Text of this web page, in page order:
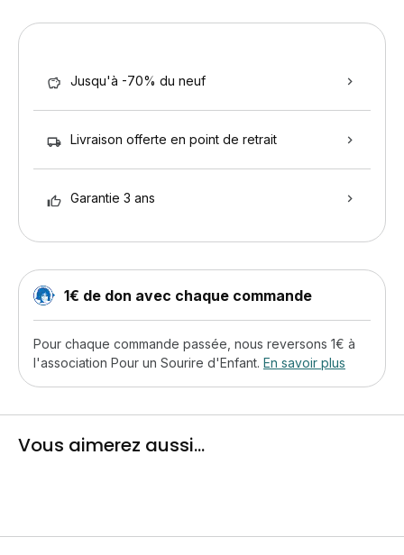
Jusqu'à -70% du neuf
Livraison offerte en point de retrait
Garantie 3 ans
1€ de don avec chaque commande
Pour chaque commande passée, nous reversons 1€ à
l'association Pour un Sourire d'Enfant. En savoir plus
Vous aimerez aussi...